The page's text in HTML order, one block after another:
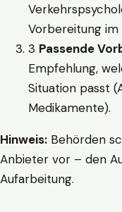
Vorbereitung
3 Passende
Empfehlung,
Situation passt
Medikamente).
Hinweis: Behörden
Anbieter vor – den
Aufarbeitung.